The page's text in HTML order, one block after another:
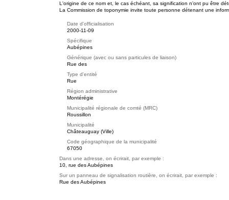
L'origine de ce nom et, le cas échéant, sa signification n’ont pu être
La Commission de toponymie invite toute personne détenant une
Date d'officialisation
2000-11-09
Spécifique
Aubépines
Générique (avec ou sans particules de liaison)
Rue des
Type d'entité
Rue
Région administrative
Montérégie
Municipalité régionale de comté (MRC)
Roussillon
Municipalité
Châteauguay (Ville)
Code géographique de la municipalité
67050
Dans une adresse, on écrirait, par exemple :
10, rue des Aubépines
Sur un panneau de signalisation routière, on écrirait, par exemple :
Rue des Aubépines